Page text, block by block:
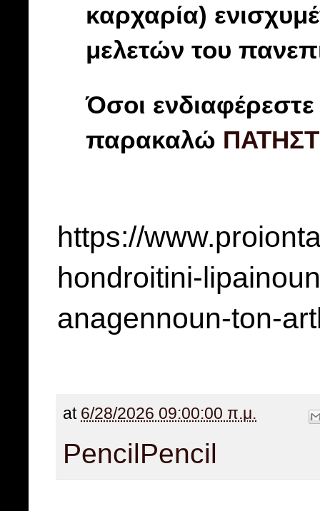
καρχαρία)
μελετών του
Όσοι
παρακαλώ
https://
hondroitini-
anagennoun-ton-
at 6/28/2026 09:00:00 π.μ.
PencilPencil